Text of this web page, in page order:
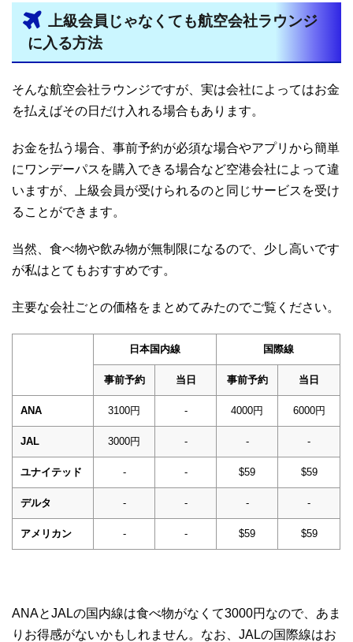
上級会員じゃなくても航空会社ラウンジ
に入る方法
そんな航空会社ラウンジですが、実は会社によってはお金
を払えばその日だけ入れる場合もあります。
お金を払う場合、事前予約が必須な場合やアプリから簡単
にワンデーパスを購入できる場合など空港会社によって違
いますが、上級会員が受けられるのと同じサービスを受け
ることができます。
当然、食べ物や飲み物が無制限になるので、少し高いです
が私はとてもおすすめです。
主要な会社ごとの価格をまとめてみたのでご覧ください。
日本国内線 国際線
事前予約 当日 事前予約 当日
ANA 3100円 - 4000円 6000円
JAL 3000円 - - -
ユナイテッド - - $59 $59
デルタ - - - -
アメリカン - - $59 $59
ANAとJALの国内線は食べ物がなくて3000円なので、あま
りお得感がないかもしれません。なお、JALの国際線はお